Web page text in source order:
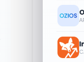
rozpočet
miliardy